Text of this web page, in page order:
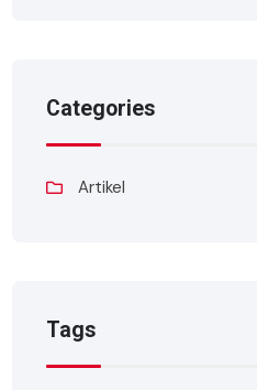
Categories
Artikel
Tags